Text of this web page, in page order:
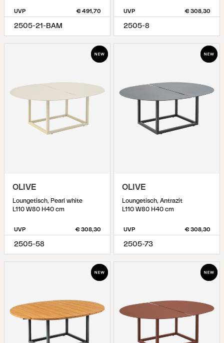
UVP € 491,70
2505-21-BAM
UVP € 308,30
2505-8
OLIVE
Loungetisch, Pearl white
L110 W80 H40 cm
UVP € 308,30
2505-58
OLIVE
Loungetisch, Antrazit
L110 W80 H40 cm
UVP € 308,30
2505-73